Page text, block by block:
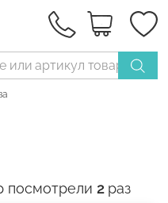
посмотрели 2раз